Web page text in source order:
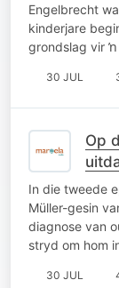
Engelbrecht
kinderjare
grondslag vir
30 JUL
Op
In die tweede
Müller-gesin
diagnose van
stryd om hom
30 JUL